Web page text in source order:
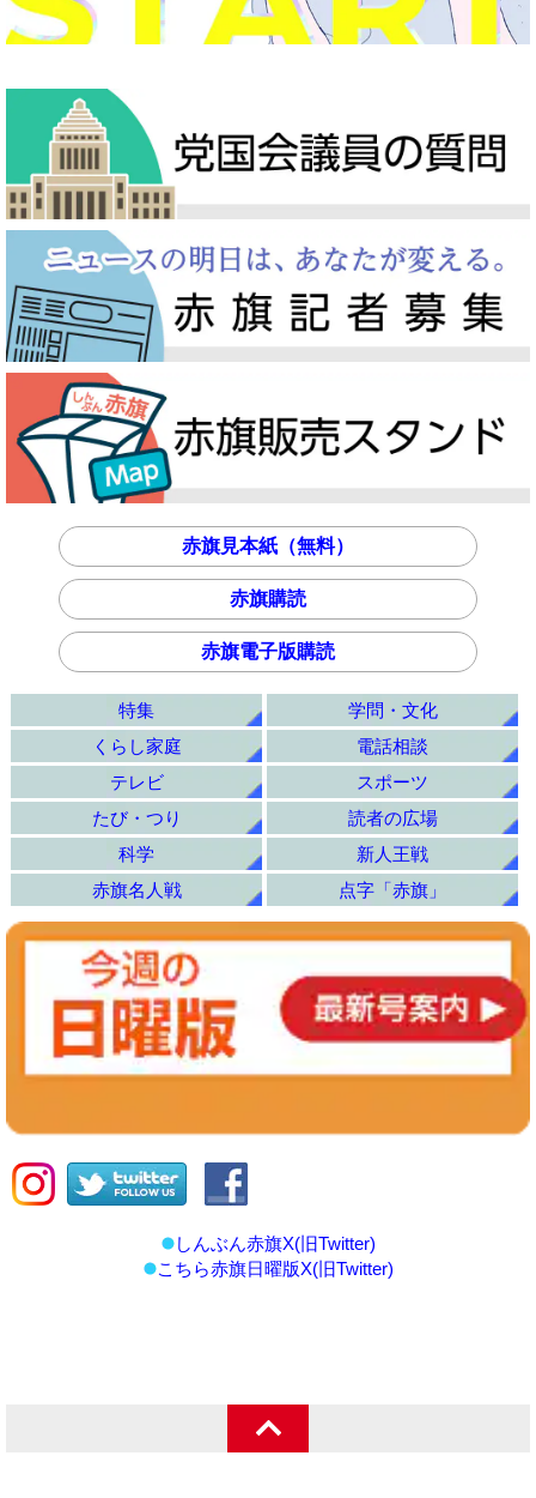
赤旗見本紙（無料）
赤旗購読
赤旗電子版購読
特集
学問・文化
くらし家庭
電話相談
テレビ
スポーツ
たび・つり
読者の広場
科学
新人王戦
赤旗名人戦
点字「赤旗」
しんぶん赤旗X(旧Twitter)
こちら赤旗日曜版X(旧Twitter)